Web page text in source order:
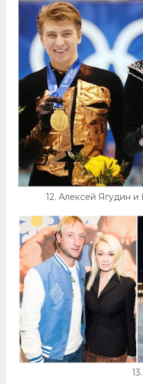
12. Алексей Ягудин
13.